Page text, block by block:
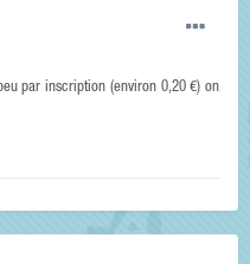
par inscription (environ 0,20 €) on